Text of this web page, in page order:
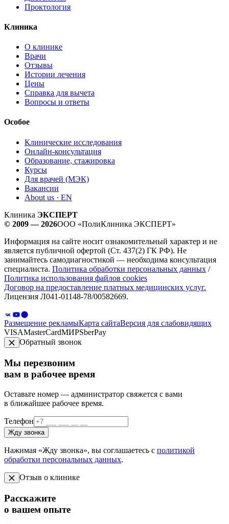
Проктология
Клиника
О клинике
Врачи
Отзывы
Истории лечения
Цены
Справка для вычета
Вопросы и ответы
Особое
Клинические исследования
Онлайн-консультация
Образование, стажировка
Курсы
Для врачей (МЭК)
Вакансии
About us · EN
Клиника ЭКСПЕРТ
© 2009 — 2026ООО «ПолиКлиника ЭКСПЕРТ»
Информация на сайте носит ознакомительный характер и не
является публичной офертой (Ст. 437(2) ГК РФ). Не
занимайтесь самодиагностикой — необходима консультация
специалиста. Политика обработки персональных данных /
Политика использования файлов cookies
Договор на предоставление платных медицинских услуг.
Лицензия Л041-01148-78/00582669.
Размещение рекламыКарта сайтаВерсия для слабовидящих
VISAMasterCardМИРSberPay
Обратный звонок
Мы перезвоним
вам в рабочее время
Оставьте номер — администратор свяжется с вами
в ближайшее рабочее время.
Телефон
Жду звонка
Нажимая «Жду звонка», вы соглашаетесь с политикой
обработки персональных данных.
Отзыв о клинике
Расскажите
о вашем опыте